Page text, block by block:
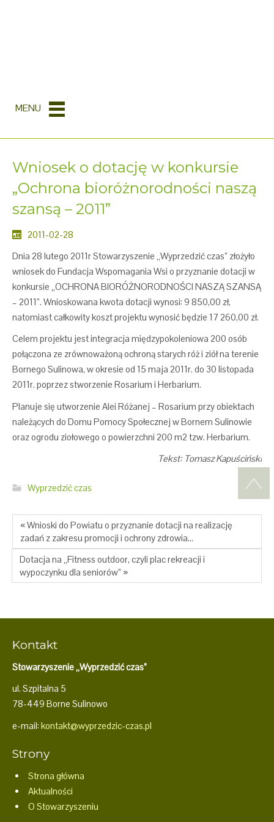
MENU
Wniosek o dotację w konkursie
„Ochrona bioróżnorodności naszą
szansą – 2011”
2011-02-28
Dnia 28 lutego 2011r Stowarzyszenie „Wyprzedzić czas” złożyło
wniosek do Fundacja Wspomagania Wsi o przyznanie dotacji w
konkursie „OCHRONA BIORÓŻNORODNOŚCI NASZĄ SZANSĄ
– 2011”. Wnioskowana kwota dotacji wynosi: 9 850,00 zł,
natomiast całkowity koszt projektu wynosić będzie 17 260,00 zł.
Celem projektu jest integracja międzypokoleniowa 200 osób
połączona ze zrównoważoną ochroną starych róż i ziół na terenie
Bornego Sulinowa, w okresie od 15 maja 2011r. do 30 listopada
2011r. poprzez stworzenie Rosarium i Herbarium.
Planuje się utworzenie Alei Różanej – Rosarium przy obiektach
należących do Domu Pomocy Społecznej w Bornem Sulinowie
oraz ogrodu ziołowego o powierzchni 200 m2 tzw. Herbarium.
Tekst: Tomasz Kapuściński
Wyprzedzić czas
« Wnioski do Powiatu o przyznanie dotacji na realizację
zadań z zakresu promocji i ochrony zdrowia…
Dotacja na „Fitness outdoor, czyli plac rekreacji i
wypoczynku dla seniorów” »
Kontakt
Stowarzyszenie „Wyprzedzić czas”
ul. Szpitalna 5
78-449 Borne Sulinowo
e-mail: kontakt@wyprzedzic-czas.pl
Strony
Strona główna
Aktualności
O Stowarzyszeniu